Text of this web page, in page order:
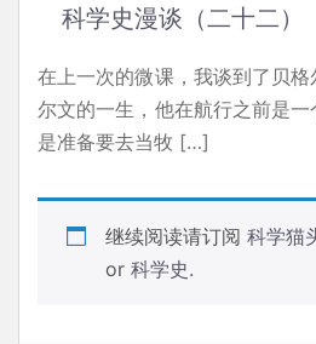
科学史漫谈（二十二）
在上一次的微课，我谈到了贝
尔文的一生，他在航行之前是一
是准备要去当牧 […]
继续阅读请订阅 科学猫
or 科学史.